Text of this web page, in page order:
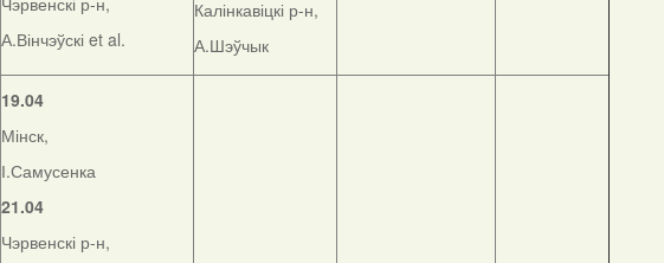
А.Вінчэўскі et al.
Калінкавіцкі р-н,
А.Шэўчык
19.04
Мінск,
І.Самусенка
21.04
Чэрвенскі р-н,